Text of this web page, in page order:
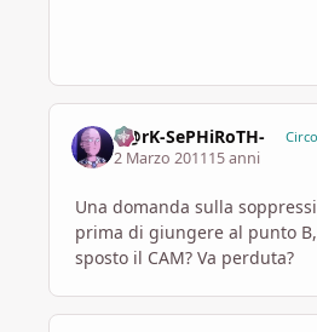
D@rK-SePHiRoTH-
2 Marzo 201115 anni
Una domanda sulla
prima di giungere al punto
sposto il CAM? Va perduta?